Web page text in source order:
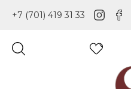
+7 (701) 419 31 33